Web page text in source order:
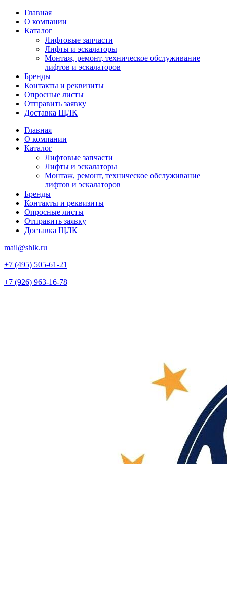
Главная
О компании
Каталог
Лифтовые запчасти
Лифты и эскалаторы
Монтаж, ремонт, техническое обслуживание
лифтов и эскалаторов
Бренды
Контакты и реквизиты
Опросные листы
Отправить заявку
Доставка ЩЛК
Главная
О компании
Каталог
Лифтовые запчасти
Лифты и эскалаторы
Монтаж, ремонт, техническое обслуживание
лифтов и эскалаторов
Бренды
Контакты и реквизиты
Опросные листы
Отправить заявку
Доставка ЩЛК
mail@shlk.ru
+7 (495) 505-61-21
+7 (926) 963-16-78